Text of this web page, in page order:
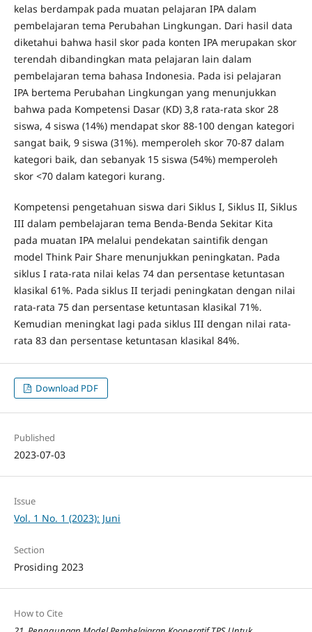
kelas berdampak pada muatan pelajaran IPA dalam
pembelajaran tema Perubahan Lingkungan. Dari hasil data
diketahui bahwa hasil skor pada konten IPA merupakan skor
terendah dibandingkan mata pelajaran lain dalam
pembelajaran tema bahasa Indonesia. Pada isi pelajaran
IPA bertema Perubahan Lingkungan yang menunjukkan
bahwa pada Kompetensi Dasar (KD) 3,8 rata-rata skor 28
siswa, 4 siswa (14%) mendapat skor 88-100 dengan kategori
sangat baik, 9 siswa (31%). memperoleh skor 70-87 dalam
kategori baik, dan sebanyak 15 siswa (54%) memperoleh
skor <70 dalam kategori kurang.
Kompetensi pengetahuan siswa dari Siklus I, Siklus II, Siklus
III dalam pembelajaran tema Benda-Benda Sekitar Kita
pada muatan IPA melalui pendekatan saintifik dengan
model Think Pair Share menunjukkan peningkatan. Pada
siklus I rata-rata nilai kelas 74 dan persentase ketuntasan
klasikal 61%. Pada siklus II terjadi peningkatan dengan nilai
rata-rata 75 dan persentase ketuntasan klasikal 71%.
Kemudian meningkat lagi pada siklus III dengan nilai rata-
rata 83 dan persentase ketuntasan klasikal 84%.
Download PDF
Published
2023-07-03
Issue
Vol. 1 No. 1 (2023): Juni
Section
Prosiding 2023
How to Cite